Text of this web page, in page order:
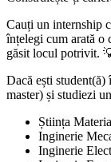
Cauți un internship
înțelegi cum arată o
găsit locul potrivit.
Dacă ești
master) și studiezi
Știința
Inginerie
Inginerie